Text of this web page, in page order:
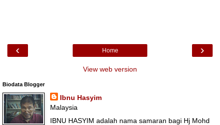
‹ ›
Home
View web version
Biodata Blogger
Ibnu Hasyim
Malaysia
IBNU HASYIM adalah nama samaran bagi Hj Mohd